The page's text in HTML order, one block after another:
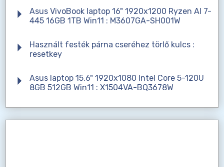
Asus VivoBook laptop 16" 1920x1200 Ryzen AI 7-
445 16GB 1TB Win11 : M3607GA-SH001W
Használt festék párna cseréhez törlő kulcs :
resetkey
Asus laptop 15.6" 1920x1080 Intel Core 5-120U
8GB 512GB Win11 : X1504VA-BQ3678W